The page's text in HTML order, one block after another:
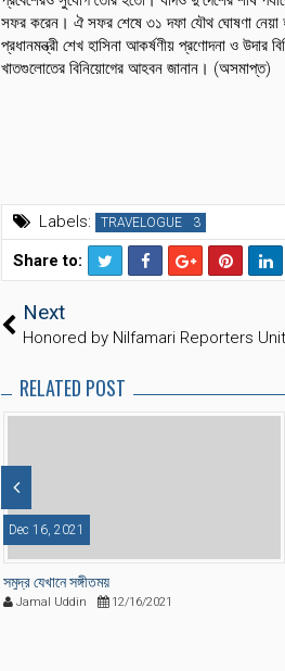
সফর করেন। ঐ সফর শেষে ৩১ দফা যৌথ ঘোষণা নেয়া
প্রধানমন্ত্রী শেখ হাসিনা আকর্ষণীয় প্রণোদনা ও উদার
খাতগুলোতের বিনিয়োগের আহবন জানান। (অসমাপ্ত)
Labels: TRAVELOGUE
Share to:
tt
c
o
o
Next
Honored by Nilfamari Reporters
RELATED POST
Dec 16, 2021
সমুদ্র যেখানে সঙ্গীতময়
Jamal Uddin 12/16/2021